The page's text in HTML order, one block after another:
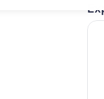
Téléviseur